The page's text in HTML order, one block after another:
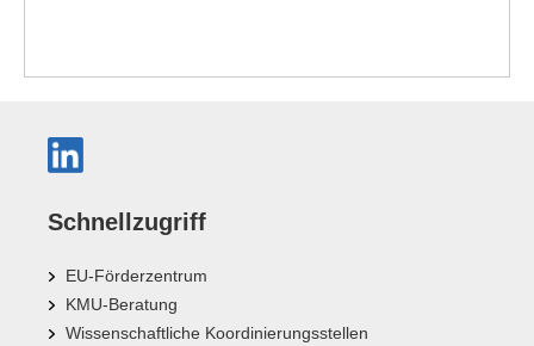
Schnellzugriff
EU-Förderzentrum
KMU-Beratung
Wissenschaftliche Koordinierungsstellen